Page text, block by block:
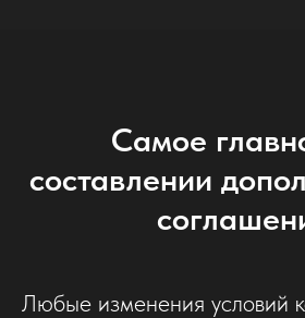
Самое
составлении
Любые изменения условий